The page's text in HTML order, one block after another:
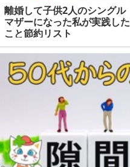
離婚して子供2人のシングル
マザーになった私が実践した
こと節約リスト